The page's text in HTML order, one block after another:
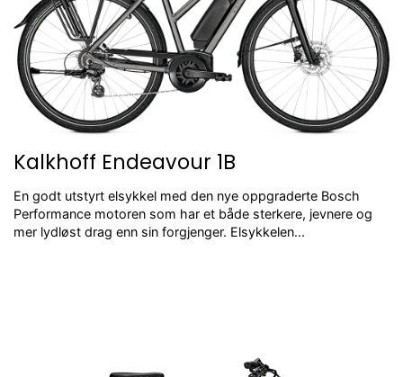
Kalkhoff Endeavour 1B
En godt utstyrt elsykkel med den nye oppgraderte Bosch
Performance motoren som har et både sterkere, jevnere og
mer lydløst drag enn sin forgjenger. Elsykkelen...